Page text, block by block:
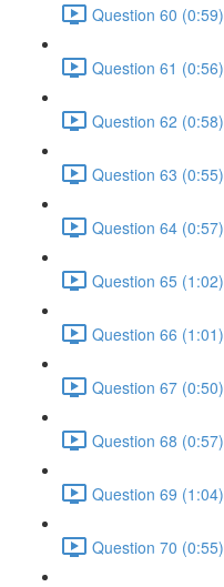
Question 60 (0:59)
Question 61 (0:56)
Question 62 (0:58)
Question 63 (0:55)
Question 64 (0:57)
Question 65 (1:02)
Question 66 (1:01)
Question 67 (0:50)
Question 68 (0:57)
Question 69 (1:04)
Question 70 (0:55)